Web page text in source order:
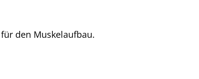
den Muskelaufbau.